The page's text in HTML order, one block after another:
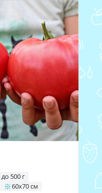
до 500 г
60х70 см